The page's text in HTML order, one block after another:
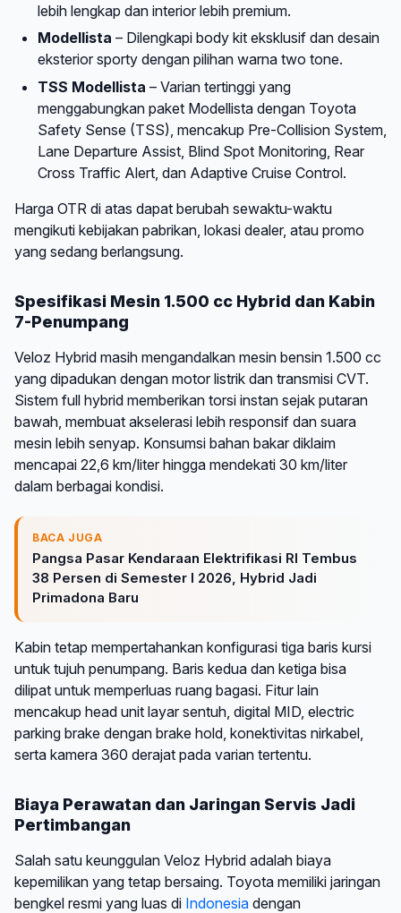
lebih lengkap dan interior lebih premium.
Modellista – Dilengkapi body kit eksklusif dan desain
eksterior sporty dengan pilihan warna two tone.
TSS Modellista – Varian tertinggi yang
menggabungkan paket Modellista dengan Toyota
Safety Sense (TSS), mencakup Pre-Collision System,
Lane Departure Assist, Blind Spot Monitoring, Rear
Cross Traffic Alert, dan Adaptive Cruise Control.
Harga OTR di atas dapat berubah sewaktu-waktu
mengikuti kebijakan pabrikan, lokasi dealer, atau promo
yang sedang berlangsung.
Spesifikasi Mesin 1.500 cc Hybrid dan Kabin
7-Penumpang
Veloz Hybrid masih mengandalkan mesin bensin 1.500 cc
yang dipadukan dengan motor listrik dan transmisi CVT.
Sistem full hybrid memberikan torsi instan sejak putaran
bawah, membuat akselerasi lebih responsif dan suara
mesin lebih senyap. Konsumsi bahan bakar diklaim
mencapai 22,6 km/liter hingga mendekati 30 km/liter
dalam berbagai kondisi.
BACA JUGA
Pangsa Pasar Kendaraan Elektrifikasi RI Tembus
38 Persen di Semester I 2026, Hybrid Jadi
Primadona Baru
Kabin tetap mempertahankan konfigurasi tiga baris kursi
untuk tujuh penumpang. Baris kedua dan ketiga bisa
dilipat untuk memperluas ruang bagasi. Fitur lain
mencakup head unit layar sentuh, digital MID, electric
parking brake dengan brake hold, konektivitas nirkabel,
serta kamera 360 derajat pada varian tertentu.
Biaya Perawatan dan Jaringan Servis Jadi
Pertimbangan
Salah satu keunggulan Veloz Hybrid adalah biaya
kepemilikan yang tetap bersaing. Toyota memiliki jaringan
bengkel resmi yang luas di Indonesia dengan